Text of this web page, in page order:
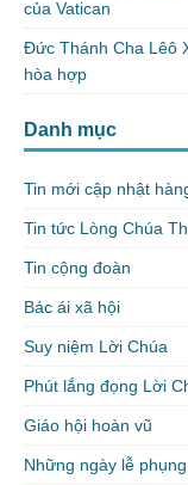
của Vatican
Đức Thánh Cha Lêô
hòa hợp
Danh mục
Tin mới cập nhật
Tin tức Lòng Chúa
Tin cộng đoàn
Bác ái xã hội
Suy niệm Lời Chúa
Phút lắng đọng Lời
Giáo hội hoàn vũ
Những ngày lễ